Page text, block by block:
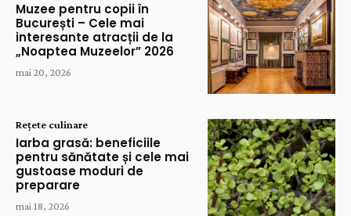
Muzee pentru copii în
București – Cele mai
interesante atracții de la
„Noaptea Muzeelor” 2026
mai 20, 2026
Rețete culinare
Iarba grasă: beneficiile
pentru sănătate și cele mai
gustoase moduri de
preparare
mai 18, 2026